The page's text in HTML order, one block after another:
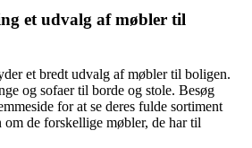
et udvalg af møbler til
et bredt udvalg af møbler til boligen.
og sofaer til borde og stole. Besøg
for at se deres fulde sortiment
de forskellige møbler, de har til